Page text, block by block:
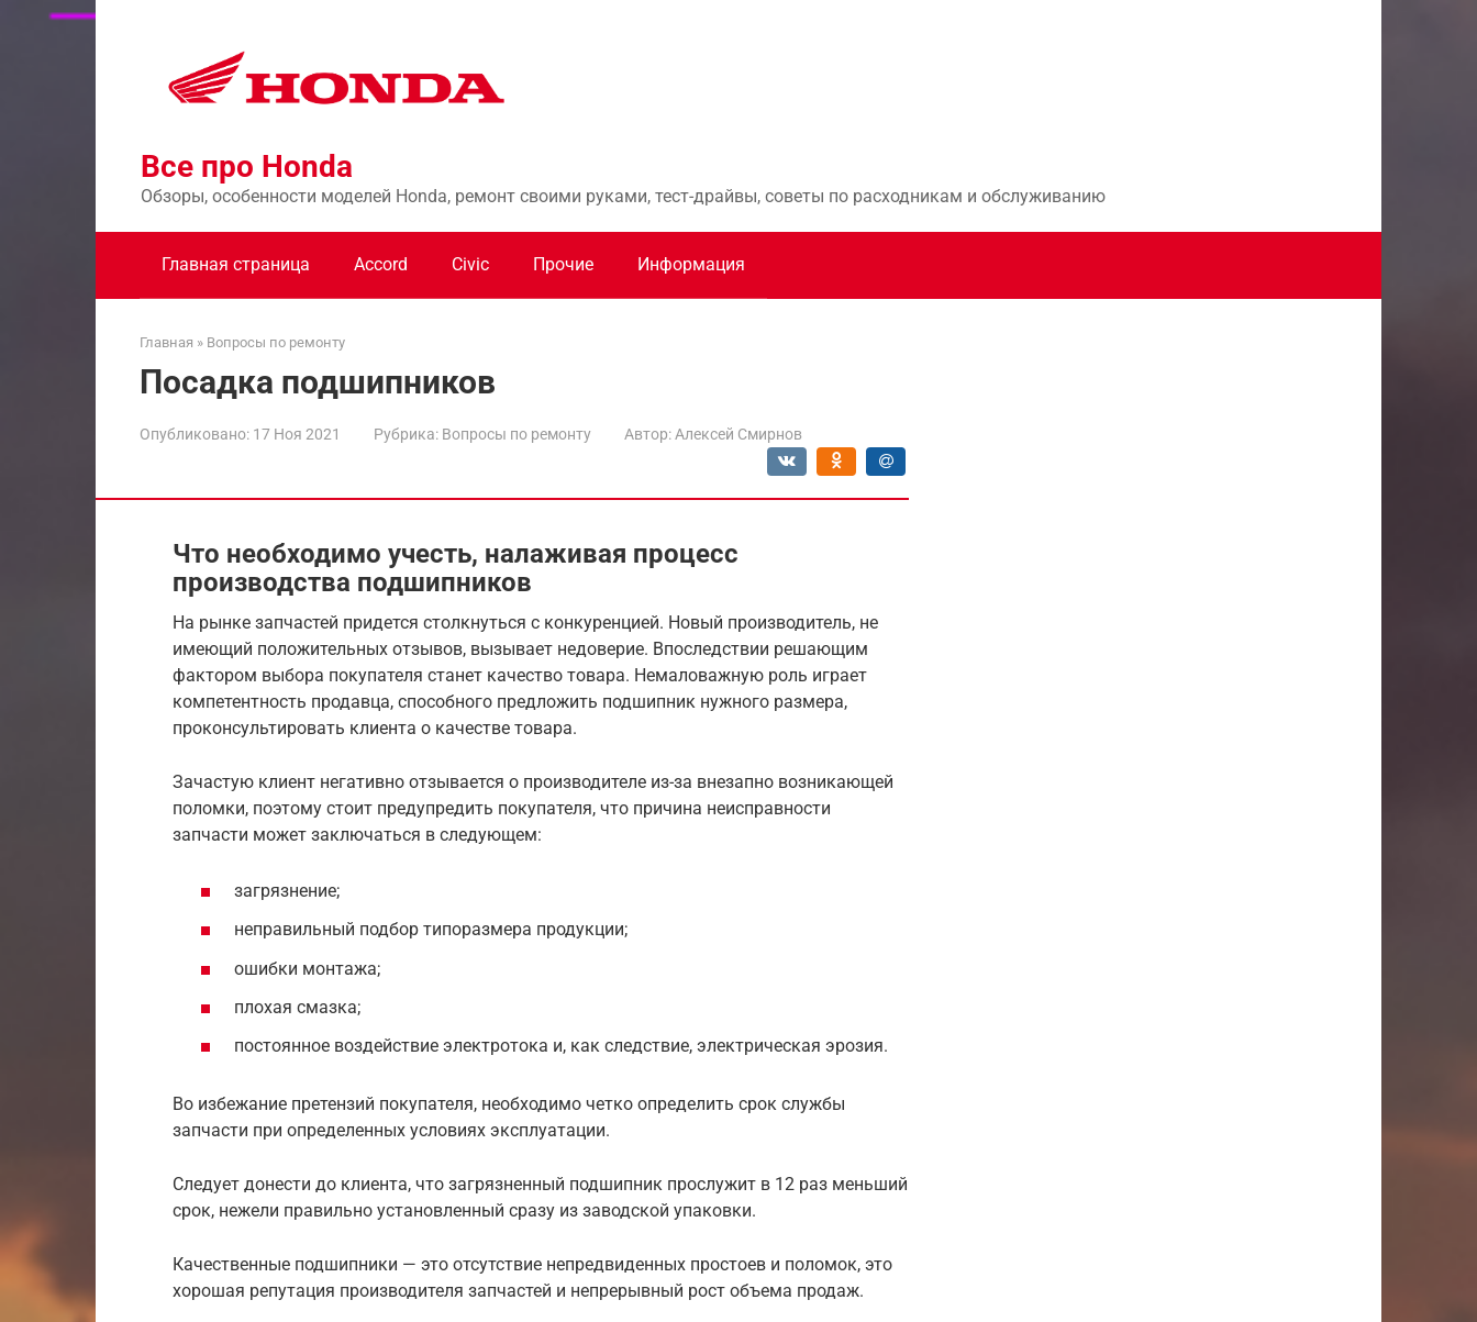
Перейти
Все про Honda
Обзоры, особенности моделей Honda, ремонт своими руками, тест-драйвы, советы по расходникам и обслуживанию
Главная страница Accord Civic Прочие Информация
Главная » Вопросы по ремонту
Посадка подшипников
Опубликовано: 17 Ноя 2021 Рубрика: Вопросы по ремонту Автор: Алексей Смирнов
Что необходимо учесть, налаживая процесс
производства подшипников
На рынке запчастей придется столкнуться с конкуренцией. Новый производитель, не
имеющий положительных отзывов, вызывает недоверие. Впоследствии решающим
фактором выбора покупателя станет качество товара. Немаловажную роль играет
компетентность продавца, способного предложить подшипник нужного размера,
проконсультировать клиента о качестве товара.
Зачастую клиент негативно отзывается о производителе из-за внезапно возникающей
поломки, поэтому стоит предупредить покупателя, что причина неисправности
запчасти может заключаться в следующем:
загрязнение;
неправильный подбор типоразмера продукции;
ошибки монтажа;
плохая смазка;
постоянное воздействие электротока и, как следствие, электрическая эрозия.
Во избежание претензий покупателя, необходимо четко определить срок службы
запчасти при определенных условиях эксплуатации.
Следует донести до клиента, что загрязненный подшипник прослужит в 12 раз меньший
срок, нежели правильно установленный сразу из заводской упаковки.
Качественные подшипники — это отсутствие непредвиденных простоев и поломок, это
хорошая репутация производителя запчастей и непрерывный рост объема продаж.